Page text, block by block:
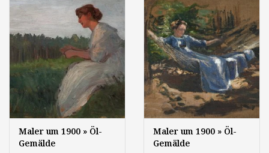
Maler um 1900 » Öl-
Gemälde
Maler um 1900 » Öl-
Gemälde